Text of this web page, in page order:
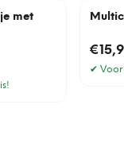
met
✔ Voor